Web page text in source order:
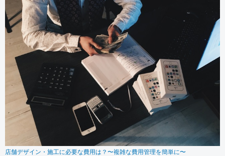
店舗デザイン・施工に必要な費用は？〜複雑な費用管理を簡単に〜